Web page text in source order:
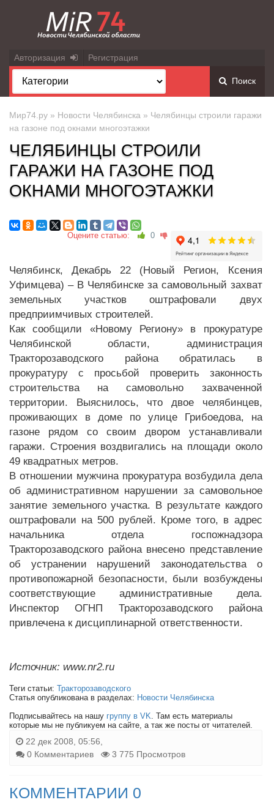
Авторизация Регистрация
Поиск
Мир74.ру » Новости Челябинска » Челябинцы строили гаражи
на газоне под окнами многоэтажки
ЧЕЛЯБИНЦЫ СТРОИЛИ
ГАРАЖИ НА ГАЗОНЕ ПОД
ОКНАМИ МНОГОЭТАЖКИ
Оцените статью: 0
Челябинск, Декабрь 22 (Новый Регион, Ксения
Уфимцева) – В Челябинске за самовольный захват
земельных участков оштрафовали двух
предприимчивых строителей.
Как сообщили «Новому Региону» в прокуратуре
Челябинской области, администрация
Тракторозаводского района обратилась в
прокуратуру с просьбой проверить законность
строительства на самовольно захваченной
территории. Выяснилось, что двое челябинцев,
проживающих в доме по улице Грибоедова, на
газоне рядом со своим двором устанавливали
гаражи. Строения воздвигались на площади около
49 квадратных метров.
В отношении мужчина прокуратура возбудила дела
об административном нарушении за самовольное
занятие земельного участка. В результате каждого
оштрафовали на 500 рублей. Кроме того, в адрес
начальника отдела госпожнадзора
Тракторозаводского района внесено представление
об устранении нарушений законодательства о
противопожарной безопасности, были возбуждены
соответствующие административные дела.
Инспектор ОГНП Тракторозаводского района
привлечена к дисциплинарной ответственности.
Источник: www.nr2.ru
Теги статьи: Тракторозаводского
Статья опубликована в разделах: Новости Челябинска
Подписывайтесь на нашу группу в VK. Там есть материалы
которые мы не публикуем на сайте, а так же посты от читателей.
22 дек 2008, 05:56,
0 Комментариев
3 775 Просмотров
КОММЕНТАРИИ 0